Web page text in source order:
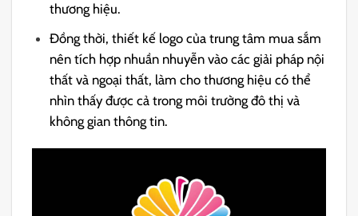
thương hiệu.
Đồng thời, thiết kế logo của trung tâm mua sắm
nên tích hợp nhuần nhuyễn vào các giải pháp nội
thất và ngoại thất, làm cho thương hiệu có thể
nhìn thấy được cả trong môi trường đô thị và
không gian thông tin.